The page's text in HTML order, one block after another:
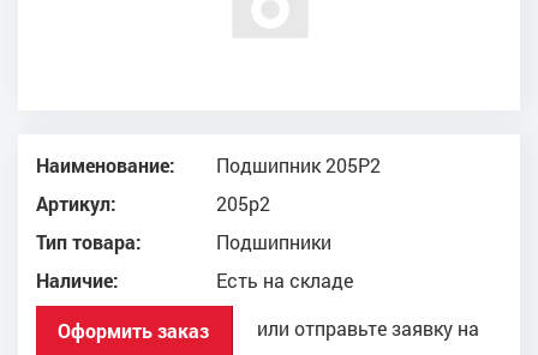
Наименование:
Подшипник 205Р2
Артикул:
205р2
Тип товара:
Подшипники
Наличие:
Есть на складе
Оформить заказ
или отправьте заявку на